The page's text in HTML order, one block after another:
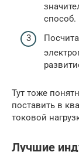
способ.
Тут тоже
поставить в
токовой
Лучшие